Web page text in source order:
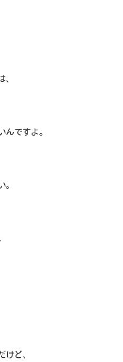
、
んですよ。
。
けど、